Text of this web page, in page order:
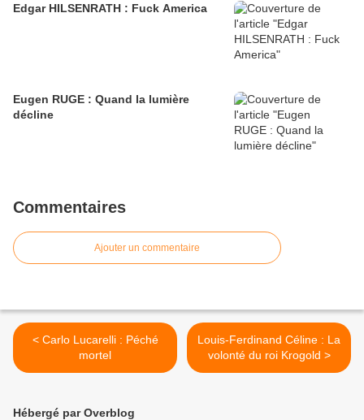
Edgar HILSENRATH : Fuck America
Eugen RUGE : Quand la lumière
décline
Commentaires
Ajouter un commentaire
< Carlo Lucarelli : Péché
mortel
Louis-Ferdinand Céline : La
volonté du roi Krogold >
Hébergé par Overblog